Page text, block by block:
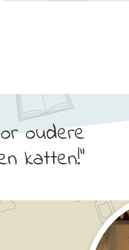
oudere
katten!